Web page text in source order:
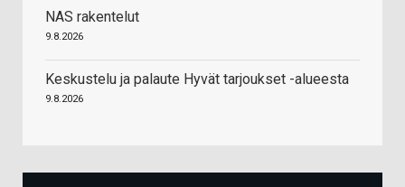
NAS rakentelut
9.8.2026
Keskustelu ja palaute Hyvät tarjoukset -alueesta
9.8.2026